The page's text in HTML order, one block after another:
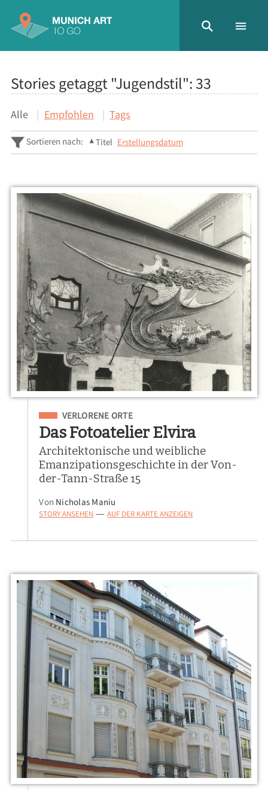
Stories getaggt "Jugendstil": 33
Alle Empfohlen Tags
Sortieren nach: Titel Erstellungsdatum
Eingeordnet unter
VERLORENE ORTE
Das Fotoatelier Elvira
Architektonische und weibliche
Emanzipationsgeschichte in der Von-
der-Tann-Straße 15
Von Nicholas Maniu
STORY ANSEHEN — AUF DER KARTE ANZEIGEN